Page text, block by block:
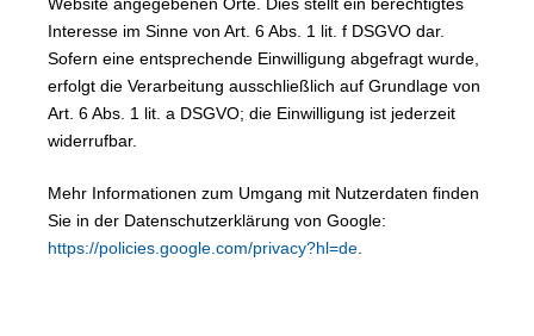
Interesse im Sinne von Art. 6 Abs. 1 lit. f DSGVO dar.
Sofern eine entsprechende Einwilligung abgefragt wurde,
erfolgt die Verarbeitung ausschließlich auf Grundlage von
Art. 6 Abs. 1 lit. a DSGVO; die Einwilligung ist jederzeit
widerrufbar.
Mehr Informationen zum Umgang mit Nutzerdaten finden
Sie in der Datenschutzerklärung von Google:
https://policies.google.com/privacy?hl=de